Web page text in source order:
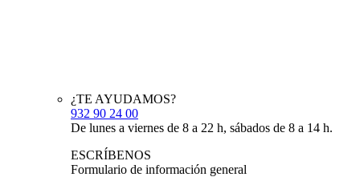
¿TE AYUDAMOS?
932 90 24 00
De lunes a viernes de 8 a 22 h, sábados de 8 a 14 h.
ESCRÍBENOS
Formulario de información general